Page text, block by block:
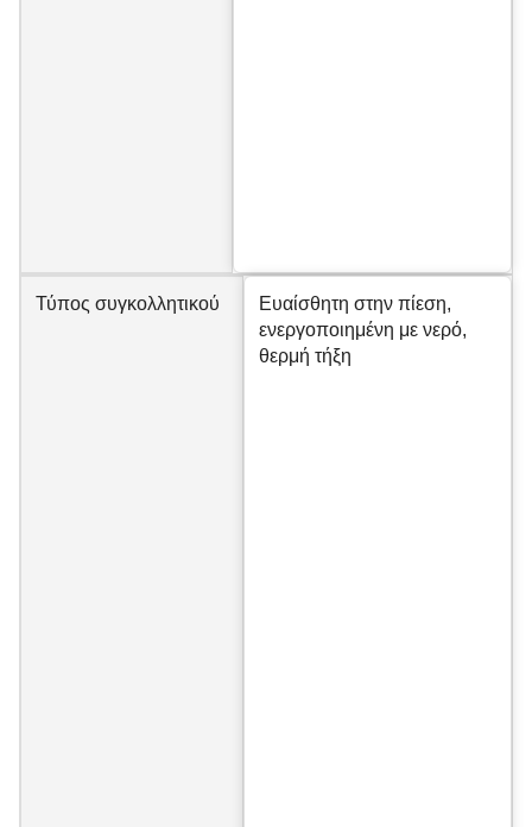
Τύπος συγκολλητικού
Ευαίσθητη στην πίεση,
ενεργοποιημένη με νερό,
θερμή τήξη